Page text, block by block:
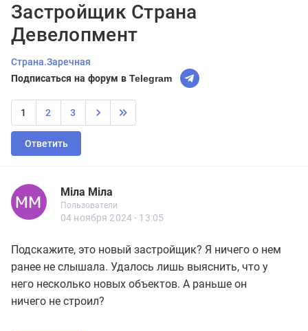
Застройщик Страна
Девелопмент
Страна.Заречная
Подписаться на форум в Telegram
1 2 3
Ответить
Міла Міла
Міла Міла
Пользователи
Новичок
Пользователи
2 сообщений
04 ноября 2024 - 13:05
Подскажите, это новый застройщик? Я ничего о нем
ранее не слышала. Удалось лишь выяснить, что у
него несколько новых объектов. А раньше он
ничего не строил?